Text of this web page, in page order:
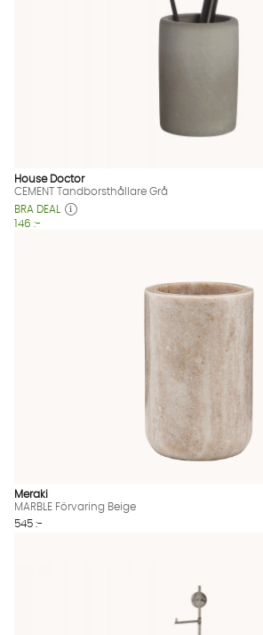
House Doctor
CEMENT Tandborsthållare Grå
BRA DEAL
146 :-
Meraki
MARBLE Förvaring Beige
545 :-